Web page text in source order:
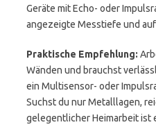
Geräte mit Echo- oder
angezeigte Messtiefe und
Praktische Empfehlung:
Wänden und brauchst
ein Multisensor- oder
Suchst du nur Metalllagen,
gelegentlicher Heimarbeit ist